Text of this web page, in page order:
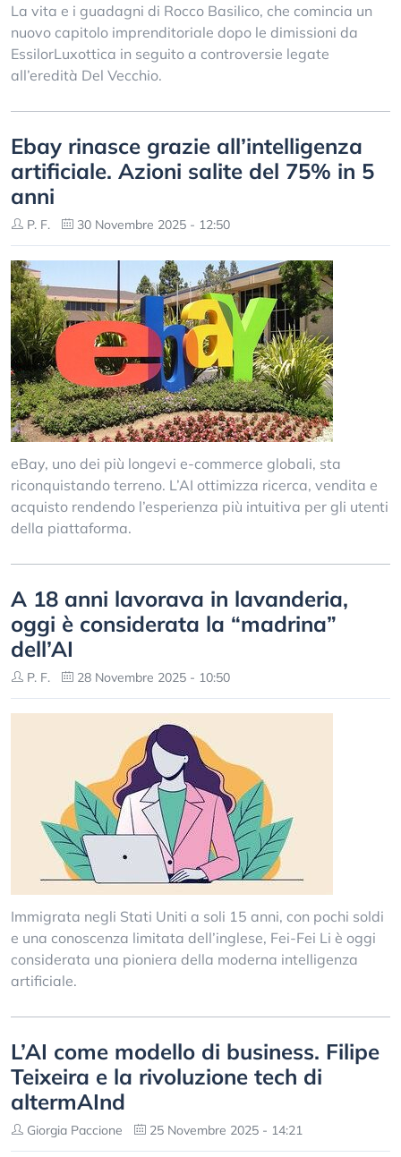
La vita e i guadagni di Rocco Basilico, che comincia un
nuovo capitolo imprenditoriale dopo le dimissioni da
EssilorLuxottica in seguito a controversie legate
all’eredità Del Vecchio.
Ebay rinasce grazie all’intelligenza
artificiale. Azioni salite del 75% in 5
anni
P. F. 30 Novembre 2025 - 12:50
eBay, uno dei più longevi e-commerce globali, sta
riconquistando terreno. L’AI ottimizza ricerca, vendita e
acquisto rendendo l’esperienza più intuitiva per gli utenti
della piattaforma.
A 18 anni lavorava in lavanderia,
oggi è considerata la “madrina”
dell’AI
P. F. 28 Novembre 2025 - 10:50
Immigrata negli Stati Uniti a soli 15 anni, con pochi soldi
e una conoscenza limitata dell’inglese, Fei-Fei Li è oggi
considerata una pioniera della moderna intelligenza
artificiale.
L’AI come modello di business. Filipe
Teixeira e la rivoluzione tech di
altermAInd
Giorgia Paccione 25 Novembre 2025 - 14:21